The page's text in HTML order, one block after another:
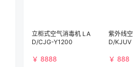
立柜式空气消毒机 LA
D/CJG-Y1200
￥ 8888
紫外线
D/KJUV
￥ 888